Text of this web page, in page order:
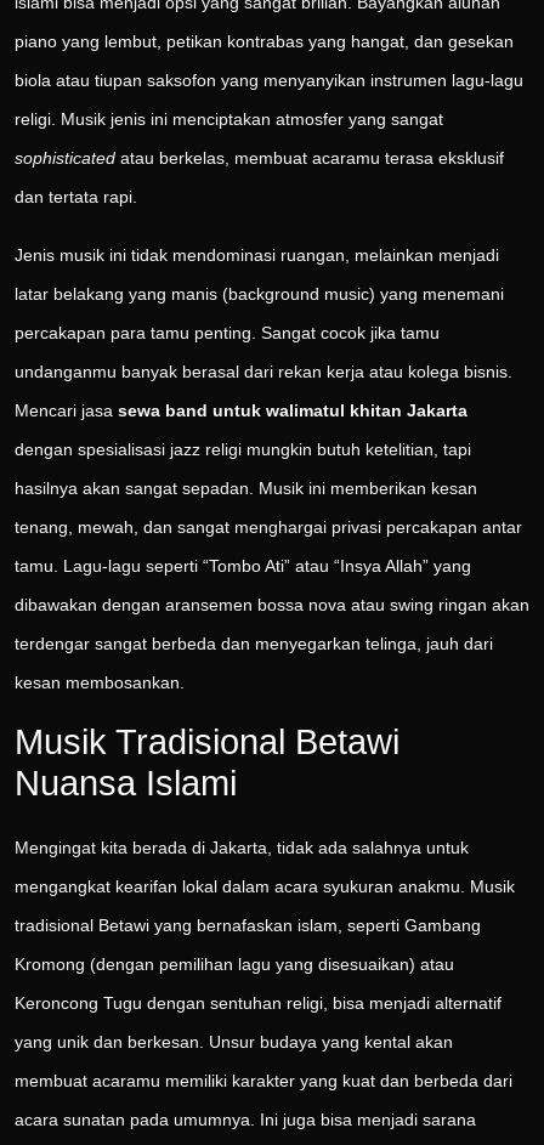
piano yang lembut, petikan kontrabas yang hangat, dan gesekan
biola atau tiupan saksofon yang menyanyikan instrumen lagu-lagu
religi. Musik jenis ini menciptakan atmosfer yang sangat
sophisticated atau berkelas, membuat acaramu terasa eksklusif
dan tertata rapi.
Jenis musik ini tidak mendominasi ruangan, melainkan menjadi
latar belakang yang manis (background music) yang menemani
percakapan para tamu penting. Sangat cocok jika tamu
undanganmu banyak berasal dari rekan kerja atau kolega bisnis.
Mencari jasa sewa band untuk walimatul khitan Jakarta
dengan spesialisasi jazz religi mungkin butuh ketelitian, tapi
hasilnya akan sangat sepadan. Musik ini memberikan kesan
tenang, mewah, dan sangat menghargai privasi percakapan antar
tamu. Lagu-lagu seperti “Tombo Ati” atau “Insya Allah” yang
dibawakan dengan aransemen bossa nova atau swing ringan akan
terdengar sangat berbeda dan menyegarkan telinga, jauh dari
kesan membosankan.
Musik Tradisional Betawi
Nuansa Islami
Mengingat kita berada di Jakarta, tidak ada salahnya untuk
mengangkat kearifan lokal dalam acara syukuran anakmu. Musik
tradisional Betawi yang bernafaskan islam, seperti Gambang
Kromong (dengan pemilihan lagu yang disesuaikan) atau
Keroncong Tugu dengan sentuhan religi, bisa menjadi alternatif
yang unik dan berkesan. Unsur budaya yang kental akan
membuat acaramu memiliki karakter yang kuat dan berbeda dari
acara sunatan pada umumnya. Ini juga bisa menjadi sarana